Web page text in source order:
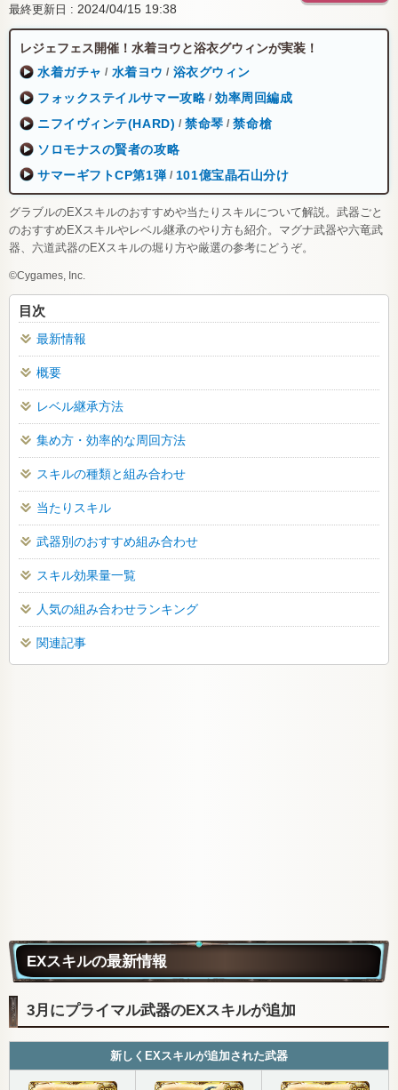
最終更新日 2024/04/15 19:38
レジェフェス開催！水着ヨウと浴衣グウィンが実装！
水着ガチャ / 水着ヨウ / 浴衣グウィン
フォックステイルサマー攻略 / 効率周回編成
ニフイヴィンテ(HARD) / 禁命琴 / 禁命槍
ソロモナスの賢者の攻略
サマーギフトCP第1弾 / 101億宝晶石山分け
グラブルのEXスキルのおすすめや当たりスキルについて解説。武器ごと
のおすすめEXスキルやレベル継承のやり方も紹介。マグナ武器や六竜武
器、六道武器のEXスキルの堀り方や厳選の参考にどうぞ。
©Cygames, Inc.
目次
最新情報
概要
レベル継承方法
集め方・効率的な周回方法
スキルの種類と組み合わせ
当たりスキル
武器別のおすすめ組み合わせ
スキル効果量一覧
人気の組み合わせランキング
関連記事
EXスキルの最新情報
3月にプライマル武器のEXスキルが追加
新しくEXスキルが追加された武器